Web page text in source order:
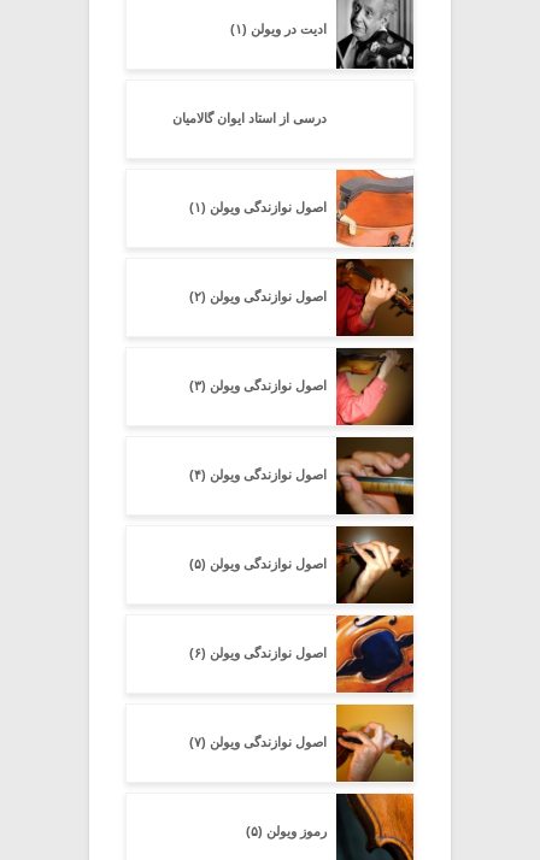
ادیت در ویولن (۱)
درسی از استاد ایوان گالامیان
اصول نوازندگی ویولن (۱)
اصول نوازندگی ویولن (۲)
اصول نوازندگی ویولن (۳)
اصول نوازندگی ویولن (۴)
اصول نوازندگی ویولن (۵)
اصول نوازندگی ویولن (۶)
اصول نوازندگی ویولن (۷)
رموز ویولن (۵)